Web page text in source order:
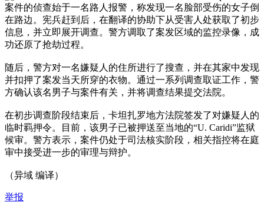
案件的侦查始于一名路人报警，称发现一名脸部受伤的女子倒
在路边。宪兵赶到后，在翻译的协助下从受害人处获取了初步
信息，并立即展开调查。警方调取了案发区域的监控录像，成
功还原了抢劫过程。
随后，警方对一名嫌疑人的住所进行了搜查，并在其家中发现
并扣押了案发当天所穿的衣物。通过一系列调查取证工作，警
方确认该名男子与案件有关，并将调查结果提交法院。
在初步调查阶段结束后，卡坦扎罗地方法院签发了对嫌疑人的
临时羁押令。目前，该男子已被押送至当地的“U. Caridi”监狱
候审。警方表示，案件仍处于司法核实阶段，相关指控将在庭
审中接受进一步的审理与辩护。
（异域 编译）
举报